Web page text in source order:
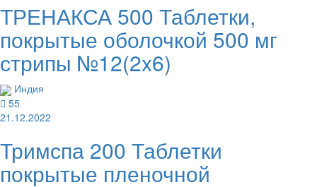
ТРЕНАКСА 500 Таблетки,
покрытые оболочкой 500 мг
стрипы №12(2x6)
Индия
55
21.12.2022
Тримспа 200 Таблетки
покрытые пленочной